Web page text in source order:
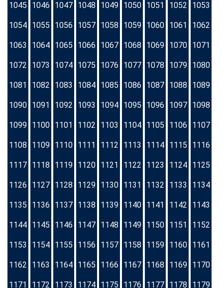
1045 1046 1047 1048 1049 1050 1051 1052 1053
1054 1055 1056 1057 1058 1059 1060 1061 1062
1063 1064 1065 1066 1067 1068 1069 1070 1071
1072 1073 1074 1075 1076 1077 1078 1079 1080
1081 1082 1083 1084 1085 1086 1087 1088 1089
1090 1091 1092 1093 1094 1095 1096 1097 1098
1099 1100 1101 1102 1103 1104 1105 1106 1107
1108 1109 1110 1111 1112 1113 1114 1115 1116
1117 1118 1119 1120 1121 1122 1123 1124 1125
1126 1127 1128 1129 1130 1131 1132 1133 1134
1135 1136 1137 1138 1139 1140 1141 1142 1143
1144 1145 1146 1147 1148 1149 1150 1151 1152
1153 1154 1155 1156 1157 1158 1159 1160 1161
1162 1163 1164 1165 1166 1167 1168 1169 1170
1171 1172 1173 1174 1175 1176 1177 1178 1179